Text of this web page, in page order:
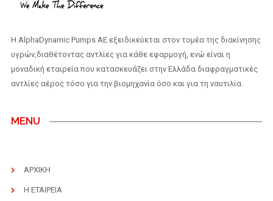
H AlphaDynamic Pumps AE εξειδικεύεται στον τομέα της διακίνησης
υγρών,διαθέτοντας αντλίες για κάθε εφαρμογή, ενώ είναι η
μοναδική εταιρεία που κατασκευάζει στην Ελλάδα διαφραγματικές
αντλίες αέρος τόσο για την βιομηχανία όσο και για τη ναυτιλία.
MENU
ΑΡΧΙΚΗ
Η ΕΤΑΙΡΕΙΑ